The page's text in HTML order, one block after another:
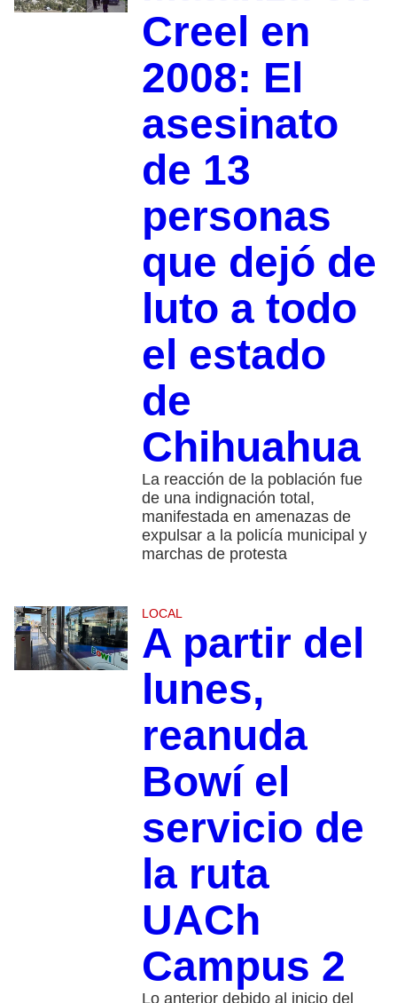
Creel en
2008: El
asesinato
de 13
personas
que dejó de
luto a todo
el estado
de
Chihuahua
La reacción de la población fue
de una indignación total,
manifestada en amenazas de
expulsar a la policía municipal y
marchas de protesta
LOCAL
A partir del
lunes,
reanuda
Bowí el
servicio de
la ruta
UACh
Campus 2
Lo anterior debido al inicio del